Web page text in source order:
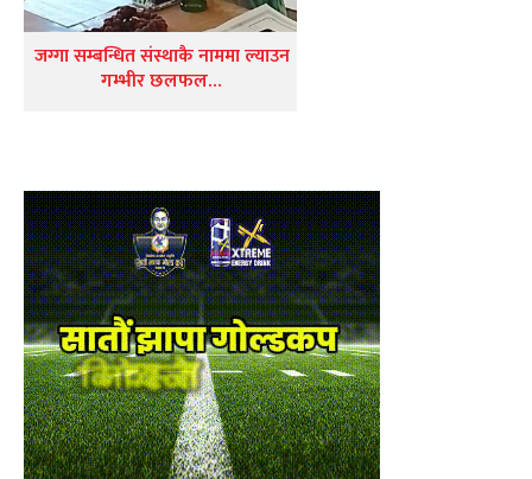
जग्गा सम्बन्धित संस्थाकै नाममा ल्याउन
गम्भीर छलफल…